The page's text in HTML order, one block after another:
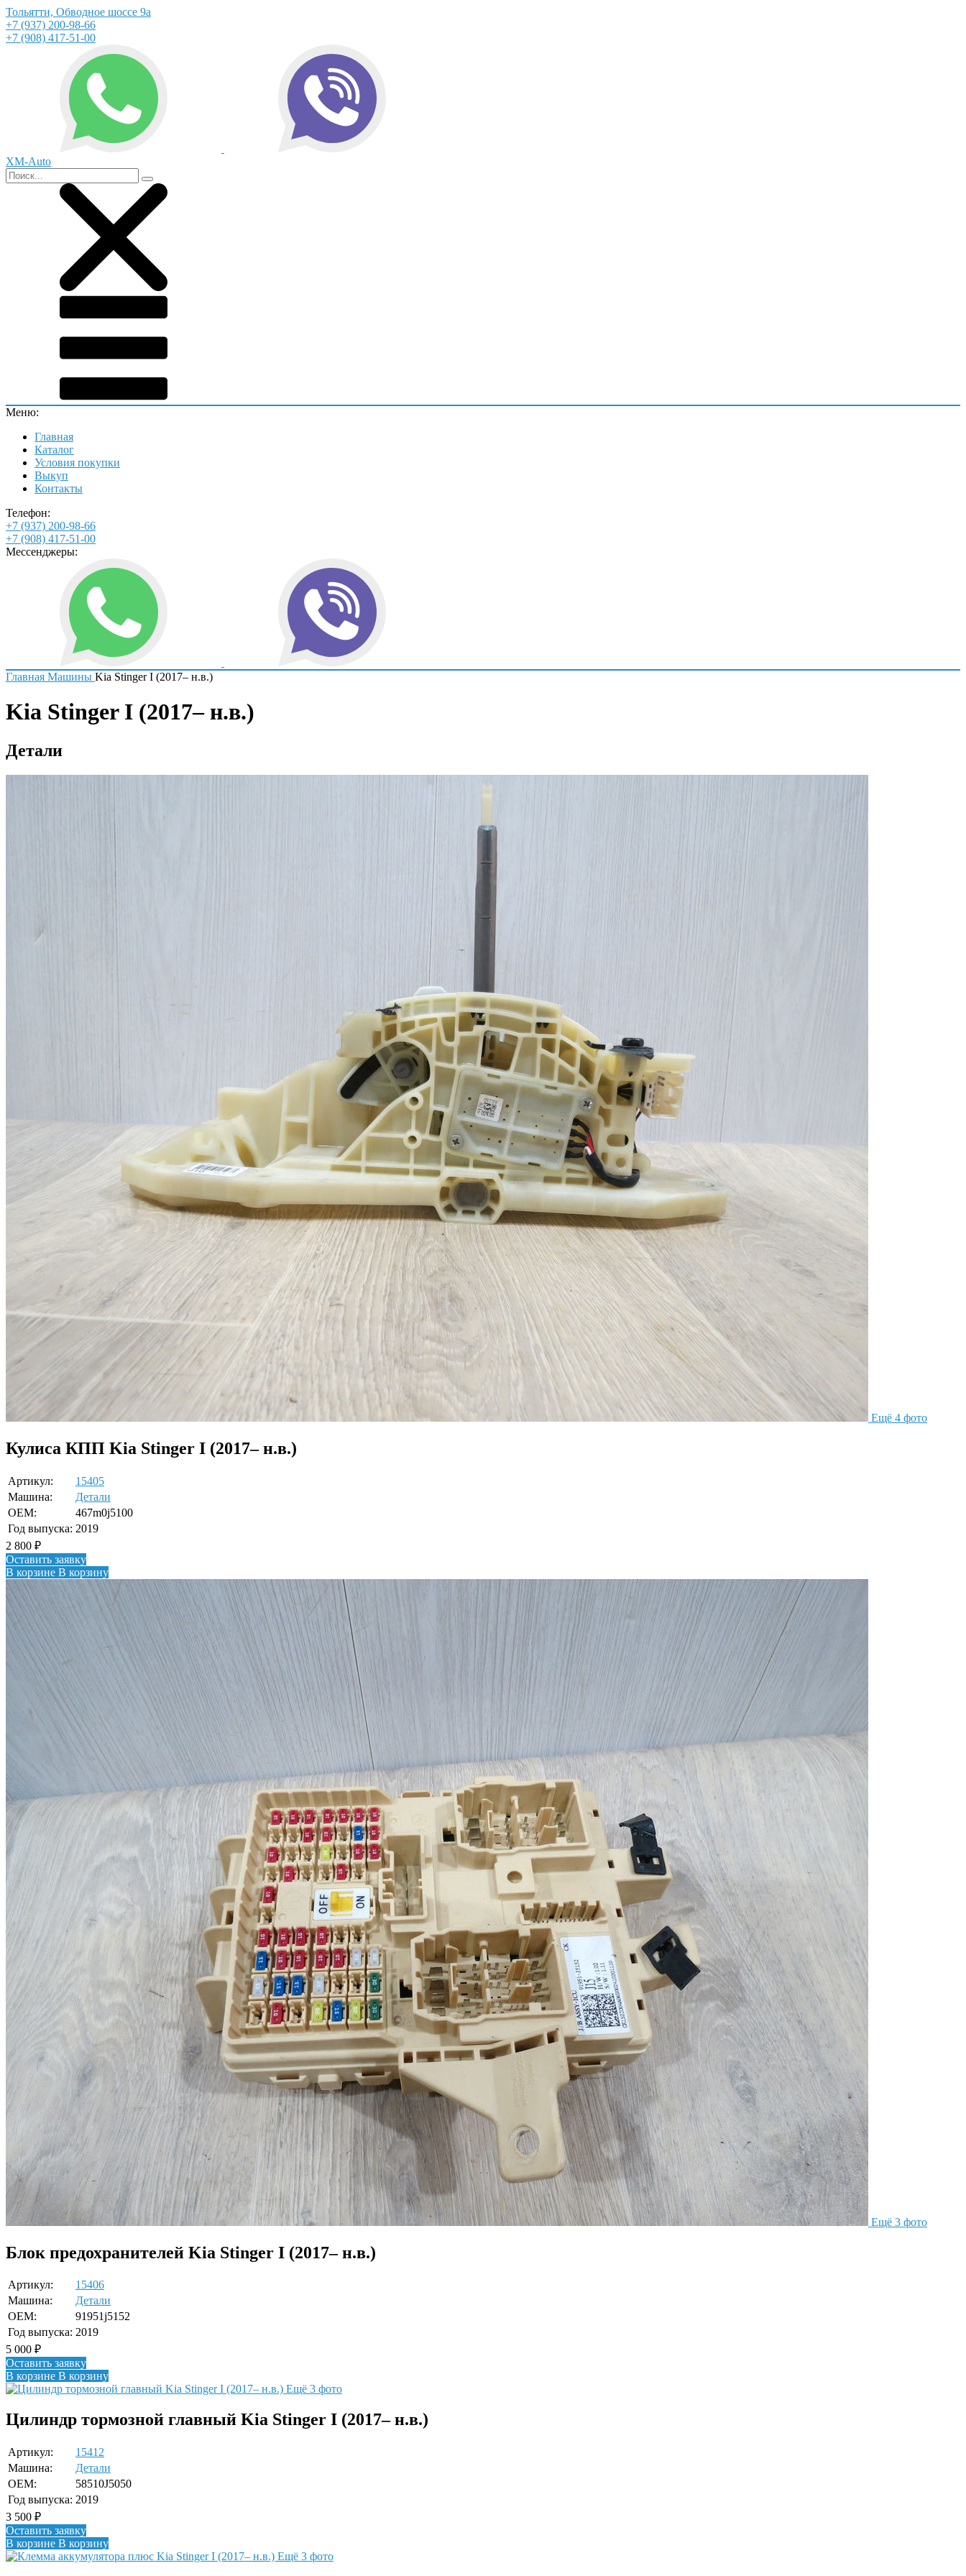
Тольятти, Обводное шоссе 9а
+7 (937) 200-98-66
+7 (908) 417-51-00
XM-Auto
Меню:
Главная
Каталог
Условия покупки
Выкуп
Контакты
Телефон:
+7 (937) 200-98-66
+7 (908) 417-51-00
Мессенджеры:
Главная Машины Kia Stinger I (2017– н.в.)
Kia Stinger I (2017– н.в.)
Детали
Ещё 4 фото
Кулиса КПП Kia Stinger I (2017– н.в.)
Артикул:
15405
Машина:
Детали
OEM:
467m0j5100
Год выпуска: 2019
2 800 ₽
Оставить заявку
В корзине В корзину
Ещё 3 фото
Блок предохранителей Kia Stinger I (2017– н.в.)
Артикул:
15406
Машина:
Детали
OEM:
91951j5152
Год выпуска: 2019
5 000 ₽
Оставить заявку
В корзине В корзину
Ещё 3 фото
Цилиндр тормозной главный Kia Stinger I (2017– н.в.)
Артикул:
15412
Машина:
Детали
OEM:
58510J5050
Год выпуска: 2019
3 500 ₽
Оставить заявку
В корзине В корзину
Ещё 3 фото